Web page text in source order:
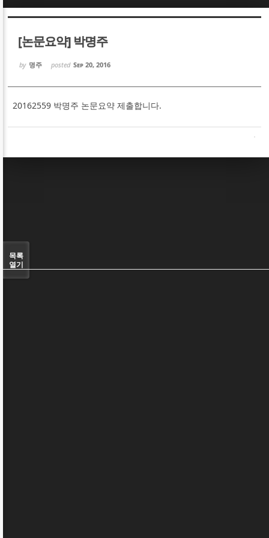
[논문요약] 박명주
by 명주 posted Sep 20, 2016
20162559 박명주 논문요약 제출합니다.
목록
열기
Sketchbook5, 스케치북5
Sketchbook5, 스케치북5
Sketchbook5, 스케치북5
Sketchbook5, 스케치북5